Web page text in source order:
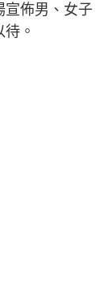
宣佈男、女子
。